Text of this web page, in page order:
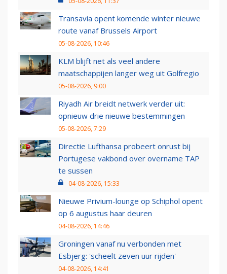
Transavia opent komende winter nieuwe
route vanaf Brussels Airport
05-08-2026, 10:46
KLM blijft net als veel andere
maatschappijen langer weg uit Golfregio
05-08-2026, 9:00
Riyadh Air breidt netwerk verder uit:
opnieuw drie nieuwe bestemmingen
05-08-2026, 7:29
Directie Lufthansa probeert onrust bij
Portugese vakbond over overname TAP
te sussen
04-08-2026, 15:33
Nieuwe Privium-lounge op Schiphol opent
op 6 augustus haar deuren
04-08-2026, 14:46
Groningen vanaf nu verbonden met
Esbjerg: 'scheelt zeven uur rijden'
04-08-2026, 14:41